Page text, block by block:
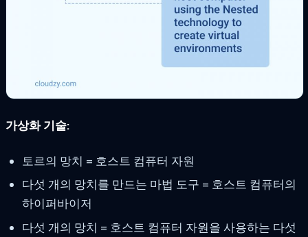
가상화 기술:
토르의 망치 = 호스트 컴퓨터 자원
다섯 개의 망치를 만드는 마법 도구 = 호스트 컴퓨터의
하이퍼바이저
다섯 개의 망치 = 호스트 컴퓨터 자원을 사용하는 다섯